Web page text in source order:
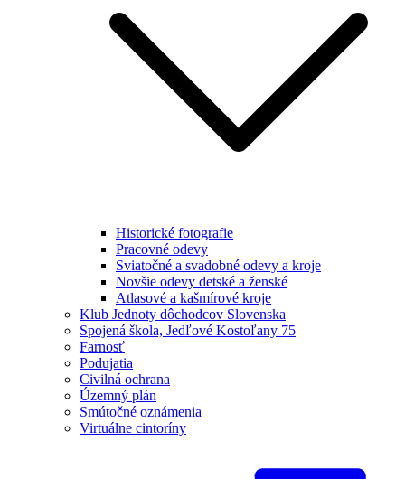
Historické fotografie
Pracovné odevy
Sviatočné a svadobné odevy a kroje
Novšie odevy detské a ženské
Atlasové a kašmírové kroje
Klub Jednoty dôchodcov Slovenska
Spojená škola, Jedľové Kostoľany 75
Farnosť
Podujatia
Civilná ochrana
Územný plán
Smútočné oznámenia
Virtuálne cintoríny